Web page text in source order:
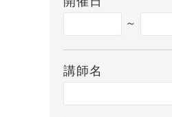
～
講師名